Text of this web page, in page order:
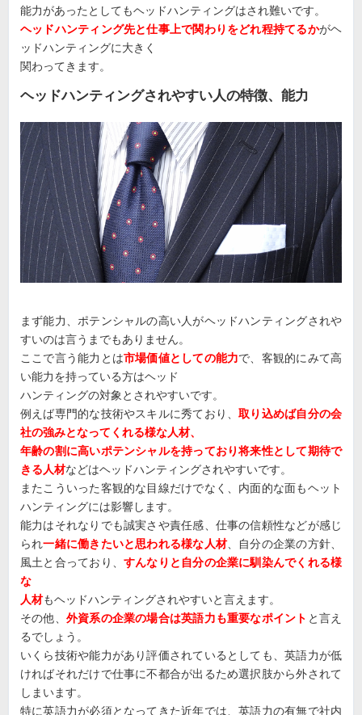
能力があったとしてもヘッドハンティングはされ難いです。
ヘッドハンティング先と仕事上で関わりをどれ程持てるかがヘ
ッドハンティングに大きく
関わってきます。
ヘッドハンティングされやすい人の特徴、能力
まず能力、ポテンシャルの高い人がヘッドハンティングされや
すいのは言うまでもありません。
ここで言う能力とは市場価値としての能力で、客観的にみて高
い能力を持っている方はヘッド
ハンティングの対象とされやすいです。
例えば専門的な技術やスキルに秀ており、取り込めば自分の会
社の強みとなってくれる様な人材、
年齢の割に高いポテンシャルを持っており将来性として期待で
きる人材などはヘッドハンティングされやすいです。
またこういった客観的な目線だけでなく、内面的な面もヘット
ハンティングには影響します。
能力はそれなりでも誠実さや責任感、仕事の信頼性などが感じ
られ一緒に働きたいと思われる様な人材、自分の企業の方針、
風土と合っており、 すんなりと自分の企業に馴染んでくれる様
な
人材もヘッドハンティングされやすいと言えます。
その他、 外資系の企業の場合は英語力も重要なポイント と言え
るでしょう。
いくら技術や能力があり評価されているとしても、英語力が低
ければそれだけで仕事に不都合が出るため選択肢から外されて
しまいます。
特に英語力が必須となってきた近年では、英語力の有無で社内